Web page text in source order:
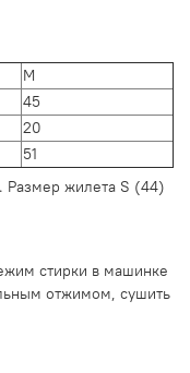
Размер жилета S (44)
M
45
20
51
стирки в машинке
отжимом, сушить